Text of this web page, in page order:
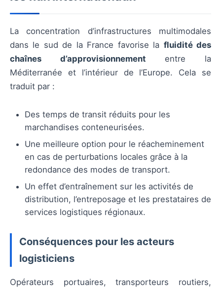
La concentration d’infrastructures multimodales
dans le sud de la France favorise la fluidité des
chaînes d’approvisionnement entre la
Méditerranée et l’intérieur de l’Europe. Cela se
traduit par :
Des temps de transit réduits pour les
marchandises conteneurisées.
Une meilleure option pour le réacheminement
en cas de perturbations locales grâce à la
redondance des modes de transport.
Un effet d’entraînement sur les activités de
distribution, l’entreposage et les prestataires de
services logistiques régionaux.
Conséquences pour les acteurs
logisticiens
Opérateurs portuaires, transporteurs routiers,